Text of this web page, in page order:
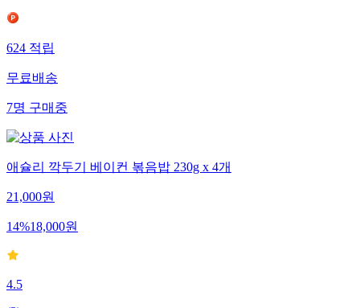
624적립
무료배송
7명구매중
애슐리 깍두기 베이컨 볶음밥 230g x 4개
21,000원
14%18,000원
4.5